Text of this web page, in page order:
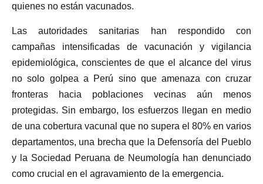
quienes no están vacunados.
Las autoridades sanitarias han respondido con
campañas intensificadas de vacunación y vigilancia
epidemiológica, conscientes de que el alcance del virus
no solo golpea a Perú sino que amenaza con cruzar
fronteras hacia poblaciones vecinas aún menos
protegidas. Sin embargo, los esfuerzos llegan en medio
de una cobertura vacunal que no supera el 80% en varios
departamentos, una brecha que la Defensoría del Pueblo
y la Sociedad Peruana de Neumología han denunciado
como crucial en el agravamiento de la emergencia.